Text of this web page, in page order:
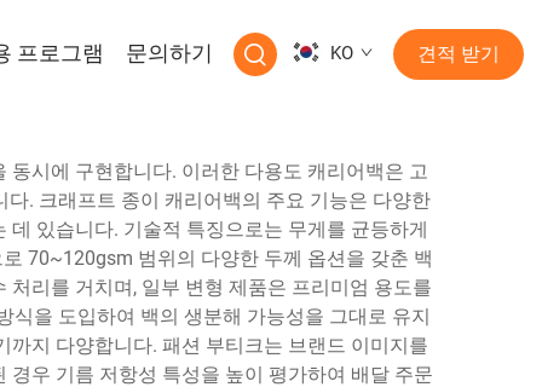
프로그램 문의하기 KO 견적 받기
시에 구현합니다. 이러한 다용도 캐리어백은 고
. 크래프트 종이 캐리어백의 주요 기능은 다양한
있습니다. 기술적 특징으로는 무게를 균등하게
70~120gsm 범위의 다양한 두께 옵션을 갖춘 백
리를 거치며, 일부 변형 제품은 프리미엄 용도를
을 도입하여 백의 생분해 가능성을 그대로 유지
지 다양합니다. 패션 부티크는 브랜드 이미지를
우 기름 저항성 특성을 높이 평가하여 배달 주문